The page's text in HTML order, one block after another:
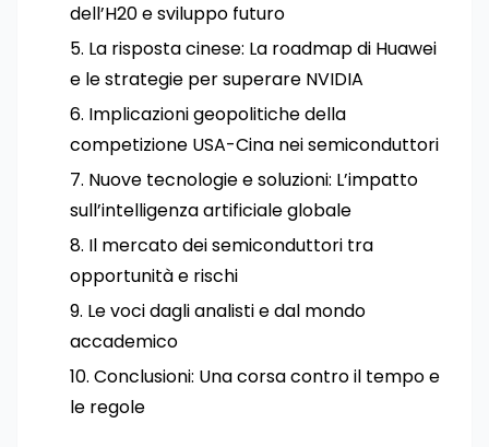
dell’H20 e sviluppo futuro
La risposta cinese: La roadmap di Huawei
e le strategie per superare NVIDIA
Implicazioni geopolitiche della
competizione USA-Cina nei semiconduttori
Nuove tecnologie e soluzioni: L’impatto
sull’intelligenza artificiale globale
Il mercato dei semiconduttori tra
opportunità e rischi
Le voci dagli analisti e dal mondo
accademico
Conclusioni: Una corsa contro il tempo e
le regole